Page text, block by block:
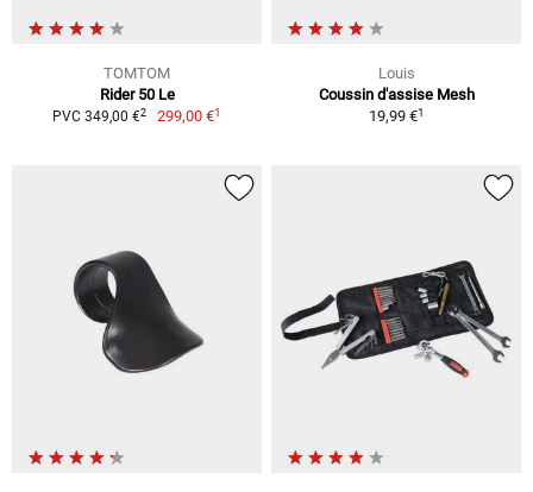
TOMTOM
Rider 50 Le
PVC 349,00 €2 299,00 €1
Louis
Coussin d'assise Mesh
19,99 €1